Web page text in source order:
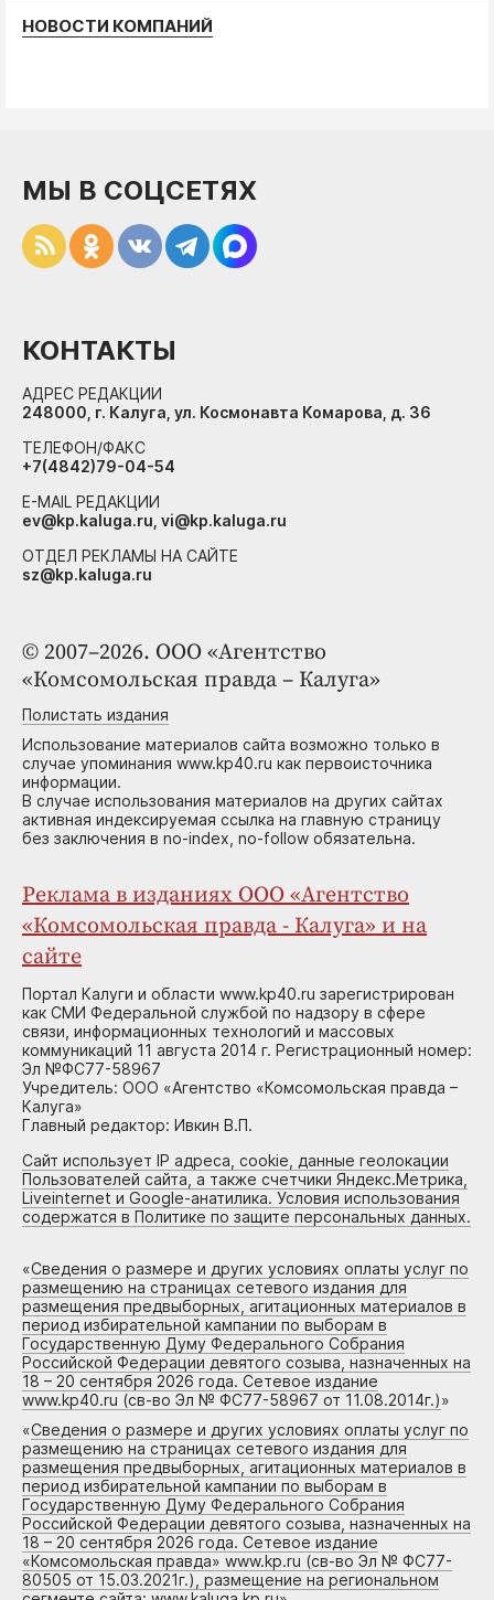
НОВОСТИ КОМПАНИЙ
© 2007–2026. ООО «Агентство
«Комсомольская правда – Калуга»
Полистать издания
Использование материалов сайта возможно только в
случае упоминания www.kp40.ru как первоисточника
информации.
В случае использования материалов на других сайтах
активная индексируемая ссылка на главную страницу
без заключения в no-index, no-follow обязательна.
Реклама в изданиях ООО «Агентство
«Комсомольская правда - Калуга» и на
сайте
Портал Калуги и области www.kp40.ru зарегистрирован
как СМИ Федеральной службой по надзору в сфере
связи, информационных технологий и массовых
коммуникаций 11 августа 2014 г. Регистрационный номер:
Эл №ФС77-58967
Учредитель: ООО «Агентство «Комсомольская правда –
Калуга»
Главный редактор: Ивкин В.П.
Сайт использует IP адреса, cookie, данные геолокации
Пользователей сайта, а также счетчики Яндекс.Метрика,
Liveinternet и Google-анатилика. Условия использования
содержатся в Политике по защите персональных данных.
«Сведения о размере и других условиях оплаты услуг по
размещению на страницах сетевого издания для
размещения предвыборных, агитационных материалов в
период избирательной кампании по выборам в
Государственную Думу Федерального Собрания
Российской Федерации девятого созыва, назначенных на
18 – 20 сентября 2026 года. Сетевое издание
www.kp40.ru (св-во Эл № ФС77-58967 от 11.08.2014г.)»
«Сведения о размере и других условиях оплаты услуг по
размещению на страницах сетевого издания для
размещения предвыборных, агитационных материалов в
период избирательной кампании по выборам в
Государственную Думу Федерального Собрания
Российской Федерации девятого созыва, назначенных на
18 – 20 сентября 2026 года. Сетевое издание
«Комсомольская правда» www.kp.ru (св-во Эл № ФС77-
80505 от 15.03.2021г.), размещение на региональном
МЫ В СОЦСЕТЯХ
КОНТАКТЫ
АДРЕС РЕДАКЦИИ
248000, г. Калуга, ул. Космонавта Комарова, д. 36
ТЕЛЕФОН/ФАКС
+7(4842)79-04-54
E-MAIL РЕДАКЦИИ
ev@kp.kaluga.ru, vi@kp.kaluga.ru
ОТДЕЛ РЕКЛАМЫ НА САЙТЕ
sz@kp.kaluga.ru